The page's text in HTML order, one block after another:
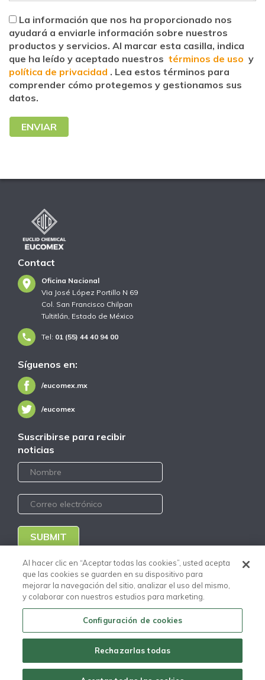
La información que nos ha proporcionado nos
ayudará a enviarle información sobre nuestros
productos y servicios. Al marcar esta casilla, indica
que ha leído y aceptado nuestros términos de uso y
política de privacidad . Lea estos términos para
comprender cómo protegemos y gestionamos sus
datos.
ENVIAR
Contact
Oficina Nacional
Via José López Portillo N 69
Col. San Francisco Chilpan
Tultitlán, Estado de México
Tel: 01 (55) 44 40 94 00
Síguenos en:
/eucomex.mx
/eucomex
Suscribirse para recibir
noticias
SUBMIT
Portal Clientes Nuevo
Portal Proveedores Nuevo
Código de Conducta
Distribuidores
Copyright © Todos los
derechos reservados Euclid
Chemical Eucomex - 2020
Al hacer clic en “Aceptar todas las cookies”, usted acepta
que las cookies se guarden en su dispositivo para
mejorar la navegación del sitio, analizar el uso del mismo,
y colaborar con nuestros estudios para marketing.
Configuración de cookies
Rechazarlas todas